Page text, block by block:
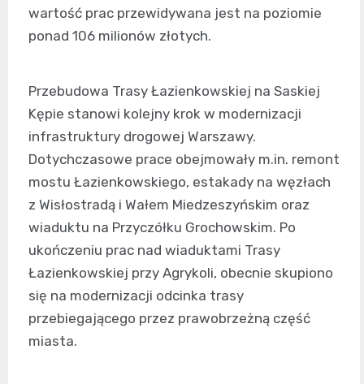
wartość prac przewidywana jest na poziomie
ponad 106 milionów złotych.
Przebudowa Trasy Łazienkowskiej na Saskiej
Kępie stanowi kolejny krok w modernizacji
infrastruktury drogowej Warszawy.
Dotychczasowe prace obejmowały m.in. remont
mostu Łazienkowskiego, estakady na węzłach
z Wisłostradą i Wałem Miedzeszyńskim oraz
wiaduktu na Przyczółku Grochowskim. Po
ukończeniu prac nad wiaduktami Trasy
Łazienkowskiej przy Agrykoli, obecnie skupiono
się na modernizacji odcinka trasy
przebiegającego przez prawobrzeżną część
miasta.